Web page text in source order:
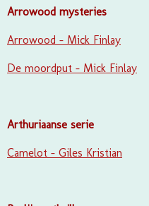
Arrowood mysteries
Arrowood - Mick Finlay
De moordput - Mick Finlay
Arthuriaanse serie
Camelot - Giles Kristian